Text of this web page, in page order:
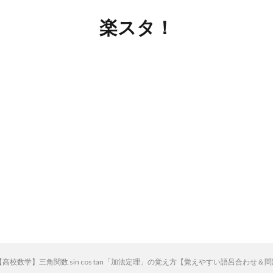
楽スタ！
高校数学】三角関数 sin cos tan「加法定理」の覚え方【覚えやすい語呂合わせ＆問